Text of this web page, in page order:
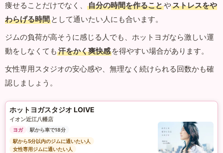
痩せることだけでなく、
自分の時間を作ることやストレスをや
わらげる時間 として通いたい人にも合います。
ジムの負荷が高そうに感じる人でも、ホットヨガなら激しい運
動をしなくても 汗をかく爽快感 を得やすい場合があります。
女性専用スタジオの安心感や、無理なく続けられる回数かも確
認しましょう。
ホットヨガスタジオ LOIVE
イオン近江八幡店
ヨガ
駅から車で18分
駅から5分以内のジムに通いたい人
女性専用ジムに通いたい人